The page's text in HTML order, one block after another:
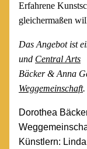
Erfahrene
gleichermaßen
Das Angebot ist
und Central Arts
Bäcker & Anna
Weggemeinschaft.
Dorothea
Künstlern: